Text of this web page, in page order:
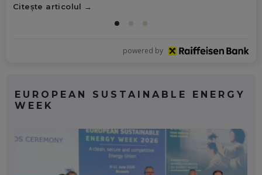
Citește articolul
powered by
EUROPEAN SUSTAINABLE ENERGY
WEEK